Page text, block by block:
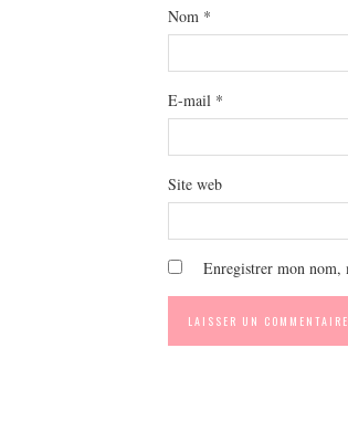
Nom *
E-mail *
Site web
Enregistrer mon nom,